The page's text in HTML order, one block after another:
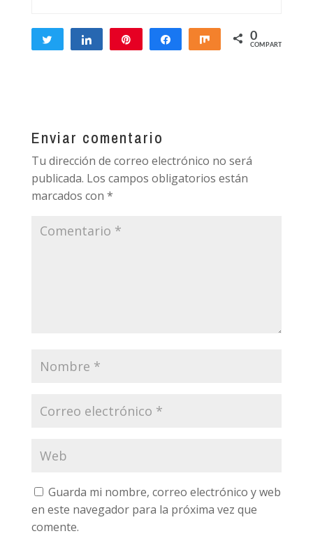
Twittear Compartir Compartir Compartir
0
COMPARTIR
Enviar comentario
Tu dirección de correo electrónico no será
publicada. Los campos obligatorios están
marcados con *
Guarda mi nombre, correo electrónico y web
en este navegador para la próxima vez que
comente.